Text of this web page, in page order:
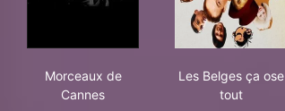
Morceaux de
Cannes
Les Belges ça ose
tout